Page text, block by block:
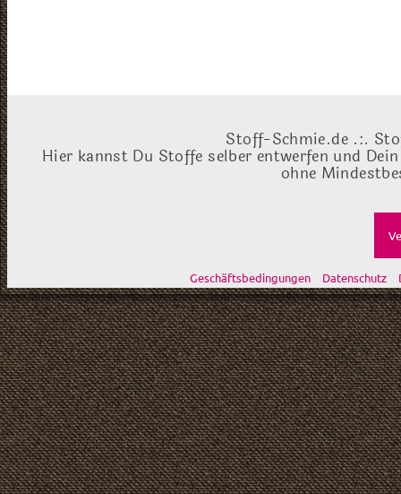
Stoff-Schmie.de .:.
Hier kannst Du Stoffe selber entwerfen und
ohne
Geschäftsbedingungen Datenschutz